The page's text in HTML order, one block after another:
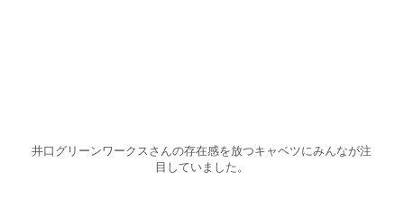
井口グリーンワークスさんの存在感を放つキャベツにみんなが注
目していました。